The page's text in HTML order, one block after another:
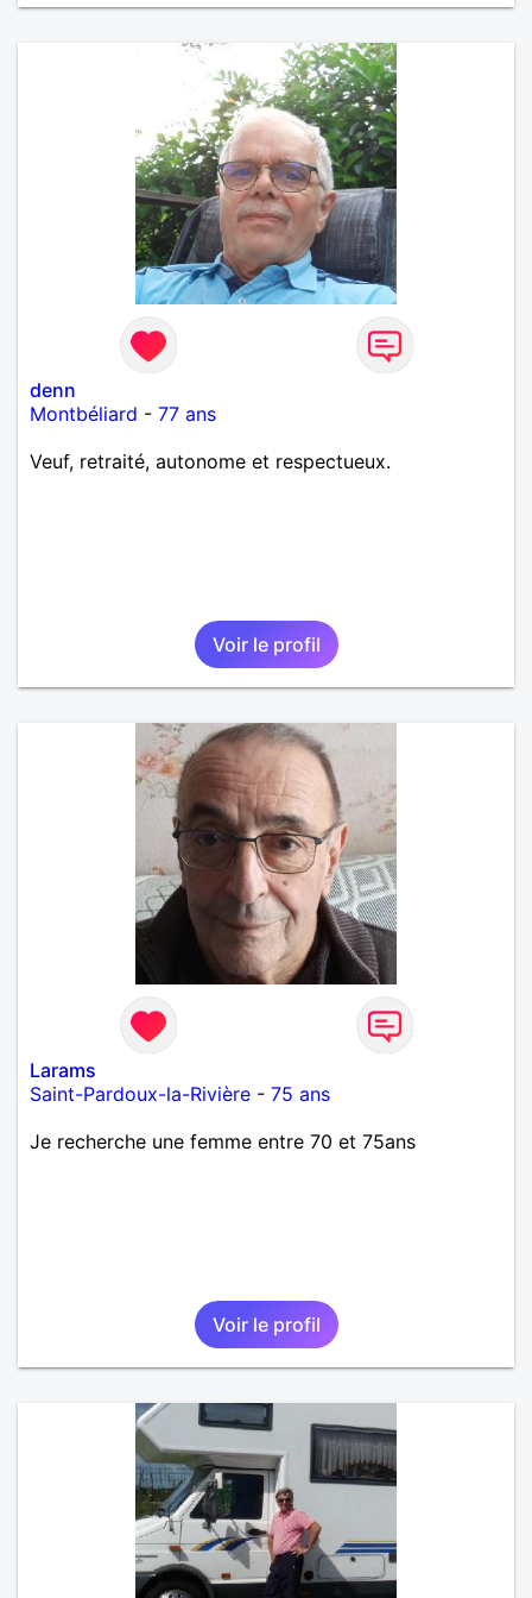
moments de complicité, de rire et de confiance. Je
une belle amitié et qu'il n'est jamais trop tard pour
écrire une nouvelle histoire. Si vous aimez les
échanges sincères, les valeurs de respect et de
simplicité, nous pourrions faire connaissance autour
d'un café suivi d'une balade, sans précipitation et
laisser le temps faire le reste. Au plaisir de vous lire.
denn
Montbéliard - 77 ans
Veuf, retraité, autonome et respectueux.
Voir le profil
Larams
Saint-Pardoux-la-Rivière - 75 ans
Je recherche une femme entre 70 et 75ans
Voir le profil